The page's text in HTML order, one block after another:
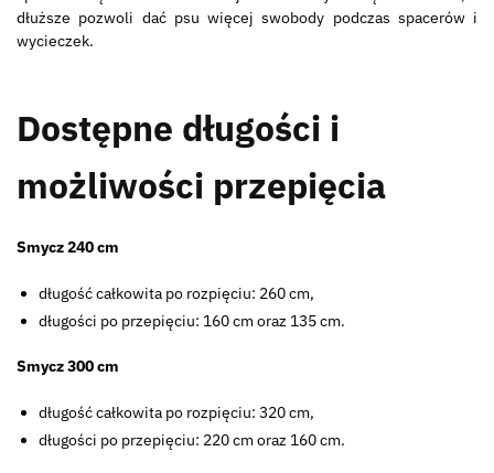
dłuższe pozwoli dać psu więcej swobody podczas spacerów i
wycieczek.
Dostępne długości i
możliwości przepięcia
Smycz 240 cm
długość całkowita po rozpięciu: 260 cm,
długości po przepięciu: 160 cm oraz 135 cm.
Smycz 300 cm
długość całkowita po rozpięciu: 320 cm,
długości po przepięciu: 220 cm oraz 160 cm.